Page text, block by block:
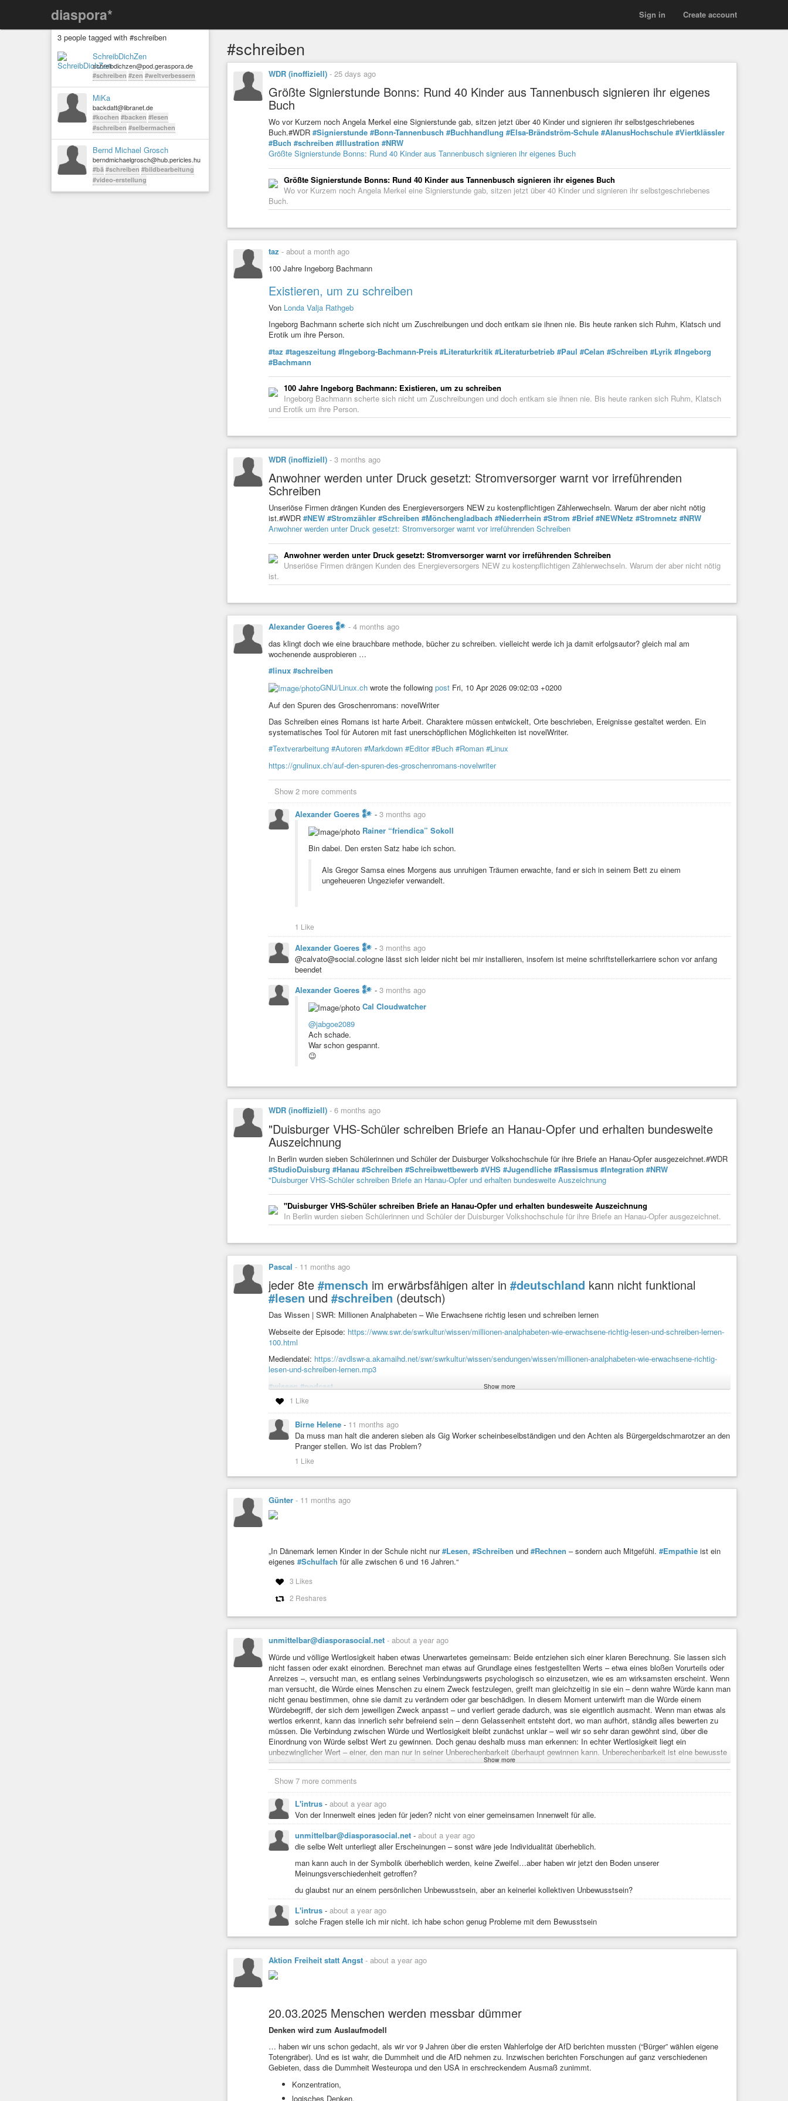
diaspora* Create account
Sign in
3 people tagged with #schreiben
SchreibDichZen
schreibdichzen@pod.geraspora.de
#schreiben #zen #weltverbessern
MiKa
backdatt@libranet.de
#kochen #backen #lesen
#schreiben #selbermachen
Bernd Michael Grosch
berndmichaelgrosch@hub.pericles.hu
#bã #schreiben #bildbearbeitung
#video-erstellung
#schreiben
WDR (inoffiziell) - 25 days ago
Größte Signierstunde Bonns: Rund 40 Kinder aus Tannenbusch signieren ihr eigenes
Buch
Wo vor Kurzem noch Angela Merkel eine Signierstunde gab, sitzen jetzt über 40 Kinder und signieren ihr selbstgeschriebenes
Buch.#WDR #Signierstunde #Bonn-Tannenbusch #Buchhandlung #Elsa-Brändström-Schule #AlanusHochschule #Viertklässler
#Buch #schreiben #Illustration #NRW
Größte Signierstunde Bonns: Rund 40 Kinder aus Tannenbusch signieren ihr eigenes Buch
Größte Signierstunde Bonns: Rund 40 Kinder aus Tannenbusch signieren ihr eigenes Buch
Wo vor Kurzem noch Angela Merkel eine Signierstunde gab, sitzen jetzt über 40 Kinder und signieren ihr selbstgeschriebenes
Buch.
taz - about a month ago
100 Jahre Ingeborg Bachmann
Existieren, um zu schreiben
Von Londa Valja Rathgeb
Ingeborg Bachmann scherte sich nicht um Zuschreibungen und doch entkam sie ihnen nie. Bis heute ranken sich Ruhm, Klatsch und
Erotik um ihre Person.
#taz #tageszeitung #Ingeborg-Bachmann-Preis #Literaturkritik #Literaturbetrieb #Paul #Celan #Schreiben #Lyrik #Ingeborg
#Bachmann
100 Jahre Ingeborg Bachmann: Existieren, um zu schreiben
Ingeborg Bachmann scherte sich nicht um Zuschreibungen und doch entkam sie ihnen nie. Bis heute ranken sich Ruhm, Klatsch
und Erotik um ihre Person.
WDR (inoffiziell) - 3 months ago
Anwohner werden unter Druck gesetzt: Stromversorger warnt vor irreführenden
Schreiben
Unseriöse Firmen drängen Kunden des Energieversorgers NEW zu kostenpflichtigen Zählerwechseln. Warum der aber nicht nötig
ist.#WDR #NEW #Stromzähler #Schreiben #Mönchengladbach #Niederrhein #Strom #Brief #NEWNetz #Stromnetz #NRW
Anwohner werden unter Druck gesetzt: Stromversorger warnt vor irreführenden Schreiben
Anwohner werden unter Druck gesetzt: Stromversorger warnt vor irreführenden Schreiben
Unseriöse Firmen drängen Kunden des Energieversorgers NEW zu kostenpflichtigen Zählerwechseln. Warum der aber nicht nötig
ist.
Alexander Goeres 𒀯 - 4 months ago
das klingt doch wie eine brauchbare methode, bücher zu schreiben. vielleicht werde ich ja damit erfolgsautor? gleich mal am
wochenende ausprobieren …
#linux #schreiben
GNU/Linux.ch wrote the following post Fri, 10 Apr 2026 09:02:03 +0200
Auf den Spuren des Groschenromans: novelWriter
Das Schreiben eines Romans ist harte Arbeit. Charaktere müssen entwickelt, Orte beschrieben, Ereignisse gestaltet werden. Ein
systematisches Tool für Autoren mit fast unerschöpflichen Möglichkeiten ist novelWriter.
#Textverarbeitung #Autoren #Markdown #Editor #Buch #Roman #Linux
https://gnulinux.ch/auf-den-spuren-des-groschenromans-novelwriter
Show 2 more comments
Alexander Goeres 𒀯 - 3 months ago
Rainer “friendica” Sokoll
Bin dabei. Den ersten Satz habe ich schon.
Als Gregor Samsa eines Morgens aus unruhigen Träumen erwachte, fand er sich in seinem Bett zu einem
ungeheueren Ungeziefer verwandelt.
1 Like
Alexander Goeres 𒀯 - 3 months ago
@calvato@social.cologne lässt sich leider nicht bei mir installieren, insofern ist meine schriftstellerkarriere schon vor anfang
beendet
Alexander Goeres 𒀯 - 3 months ago
Cal Cloudwatcher
@jabgoe2089
Ach schade.
War schon gespannt.
😉
WDR (inoffiziell) - 6 months ago
"Duisburger VHS-Schüler schreiben Briefe an Hanau-Opfer und erhalten bundesweite
Auszeichnung
In Berlin wurden sieben Schülerinnen und Schüler der Duisburger Volkshochschule für ihre Briefe an Hanau-Opfer ausgezeichnet.#WDR
#StudioDuisburg #Hanau #Schreiben #Schreibwettbewerb #VHS #Jugendliche #Rassismus #Integration #NRW
"Duisburger VHS-Schüler schreiben Briefe an Hanau-Opfer und erhalten bundesweite Auszeichnung
"Duisburger VHS-Schüler schreiben Briefe an Hanau-Opfer und erhalten bundesweite Auszeichnung
In Berlin wurden sieben Schülerinnen und Schüler der Duisburger Volkshochschule für ihre Briefe an Hanau-Opfer ausgezeichnet.
Pascal - 11 months ago
jeder 8te #mensch im erwärbsfähigen alter in #deutschland kann nicht funktional
#lesen und #schreiben (deutsch)
Das Wissen | SWR: Millionen Analphabeten – Wie Erwachsene richtig lesen und schreiben lernen
Webseite der Episode: https://www.swr.de/swrkultur/wissen/millionen-analphabeten-wie-erwachsene-richtig-lesen-und-schreiben-lernen-
100.html
Mediendatei: https://avdlswr-a.akamaihd.net/swr/swrkultur/wissen/sendungen/wissen/millionen-analphabeten-wie-erwachsene-richtig-
lesen-und-schreiben-lernen.mp3
#wissen #podcast
Millionen Analphabeten – Wie Erwachsene richtig lesen und schreiben lernen
Rund sechs Millionen Erwachsene können – trotz Schulabschluss und Job – nur einzelne Sätze lesen oder schreiben. Schon
Show more
1 Like
Birne Helene - 11 months ago
Da muss man halt die anderen sieben als Gig Worker scheinbeselbständigen und den Achten als Bürgergeldschmarotzer an den
Pranger stellen. Wo ist das Problem?
1 Like
Günter - 11 months ago
„In Dänemark lernen Kinder in der Schule nicht nur#Lesen, #Schreiben und #Rechnen – sondern auch Mitgefühl. #Empathie ist ein
eigenes #Schulfach für alle zwischen 6 und 16 Jahren.“
3 Likes
2 Reshares
unmittelbar@diasporasocial.net - about a year ago
Würde und völlige Wertlosigkeit haben etwas Unerwartetes gemeinsam: Beide entziehen sich einer klaren Berechnung. Sie lassen sich
nicht fassen oder exakt einordnen. Berechnet man etwas auf Grundlage eines festgestellten Werts – etwa eines bloßen Vorurteils oder
Anreizes –, versucht man, es entlang seines Verbindungswerts psychologisch so einzusetzen, wie es am wirksamsten erscheint. Wenn
man versucht, die Würde eines Menschen zu einem Zweck festzulegen, greift man gleichzeitig in sie ein – denn wahre Würde kann man
nicht genau bestimmen, ohne sie damit zu verändern oder gar beschädigen. In diesem Moment unterwirft man die Würde einem
Würdebegriff, der sich dem jeweiligen Zweck anpasst – und verliert gerade dadurch, was sie eigentlich ausmacht. Wenn man etwas als
wertlos erkennt, kann das innerlich sehr befreiend sein – denn Gelassenheit entsteht dort, wo man aufhört, ständig alles bewerten zu
müssen. Die Verbindung zwischen Würde und Wertlosigkeit bleibt zunächst unklar – weil wir so sehr daran gewöhnt sind, über die
Einordnung von Würde selbst Wert zu gewinnen. Doch genau deshalb muss man erkennen: In echter Wertlosigkeit liegt ein
unbezwinglicher Wert – einer, den man nur in seiner Unberechenbarkeit überhaupt gewinnen kann. Unberechenbarkeit ist eine bewusste
Entscheidung, durch die sich Würde dem Zugriff der Zwecklogik entzieht – und ihren wertlosen, aber unverlierbaren Kern bewahrt.
#Würde #Wert #Wertlosigkeit
Show more
Show 7 more comments
L'intrus - about a year ago
Von der Innenwelt eines jeden für jeden? nicht von einer gemeinsamen Innenwelt für alle.
unmittelbar@diasporasocial.net - about a year ago
die selbe Welt unterliegt aller Erscheinungen – sonst wäre jede Individualität überheblich.
man kann auch in der Symbolik überheblich werden, keine Zweifel…aber haben wir jetzt den Boden unserer
Meinungsverschiedenheit getroffen?
du glaubst nur an einem persönlichen Unbewusstsein, aber an keinerlei kollektiven Unbewusstsein?
L'intrus - about a year ago
solche Fragen stelle ich mir nicht. ich habe schon genug Probleme mit dem Bewusstsein
Aktion Freiheit statt Angst - about a year ago
20.03.2025 Menschen werden messbar dümmer
Denken wird zum Auslaufmodell
… haben wir uns schon gedacht, als wir vor 9 Jahren über die ersten Wahlerfolge der AfD berichten mussten (“Bürger” wählen eigene
Totengräber). Und es ist wahr, die Dummheit und die AfD nehmen zu. Inzwischen berichten Forschungen auf ganz verschiedenen
Gebieten, dass die Dummheit Westeuropa und den USA in erschreckendem Ausmaß zunimmt.
Konzentration,
logisches Denken,